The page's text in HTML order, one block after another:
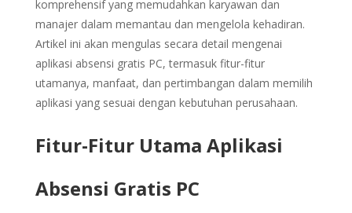
komprehensif yang memudahkan karyawan dan
manajer dalam memantau dan mengelola kehadiran.
Artikel ini akan mengulas secara detail mengenai
aplikasi absensi gratis PC, termasuk fitur-fitur
utamanya, manfaat, dan pertimbangan dalam memilih
aplikasi yang sesuai dengan kebutuhan perusahaan.
Fitur-Fitur Utama Aplikasi
Absensi Gratis PC